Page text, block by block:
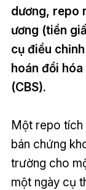
dương, repo
ương (tiền
cụ điều
hoán đổi
(CBS).
Một repo tích
bán chứng
trường cho
một ngày cụ